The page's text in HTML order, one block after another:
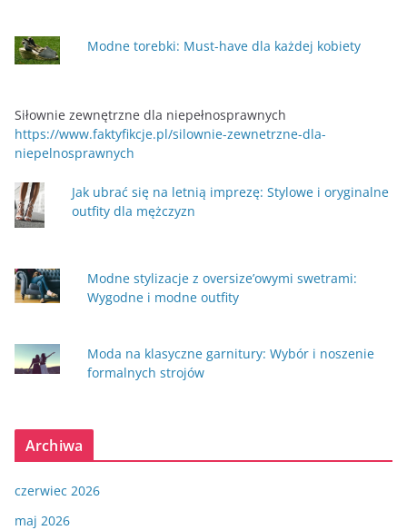
Modne torebki: Must-have dla każdej kobiety
Siłownie zewnętrzne dla niepełnosprawnych
https://www.faktyfikcje.pl/silownie-zewnetrzne-dla-
niepelnosprawnych
Jak ubrać się na letnią imprezę: Stylowe i oryginalne
outfity dla mężczyzn
Modne stylizacje z oversize’owymi swetrami:
Wygodne i modne outfity
Moda na klasyczne garnitury: Wybór i noszenie
formalnych strojów
Archiwa
czerwiec 2026
maj 2026